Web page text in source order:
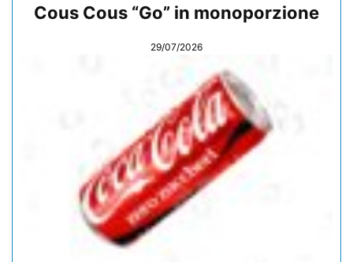
Cous Cous “Go” in monoporzione
29/07/2026